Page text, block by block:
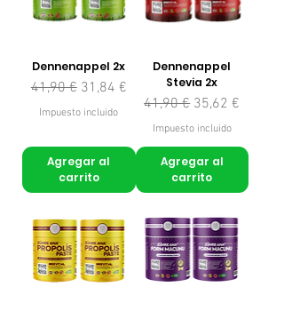
Dennenappel 2x
Precio
41,90 € Precio de oferta
31,84 €
Impuesto incluido
Agregar al
carrito
Dennenappel
Stevia 2x
Precio
41,90 € Precio de oferta
35,62 €
Impuesto incluido
Agregar al
carrito